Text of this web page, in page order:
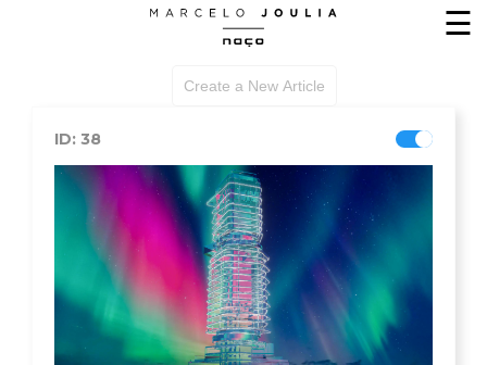
☰
ID: 38
Create a New Article